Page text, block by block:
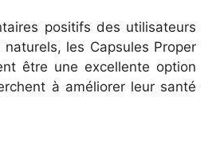
positifs des utilisateurs
les Capsules Proper
être une excellente option
à améliorer leur santé